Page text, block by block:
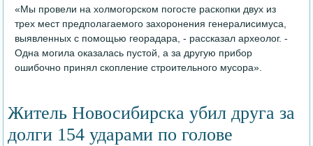
«Мы провели на холмогорском погосте раскопки двух из
трех мест предполагаемого захоронения генералисимуса,
выявленных с помощью георадара, - рассказал археолог. -
Одна могила оказалась пустой, а за другую прибор
ошибочно принял скопление строительного мусора».
Житель Новосибирска убил друга за
долги 154 ударами по голове